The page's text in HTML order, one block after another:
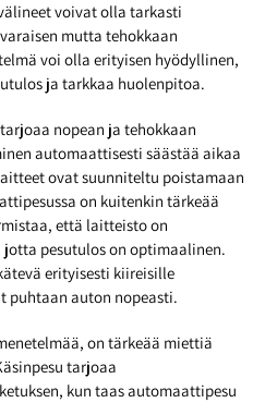
voivat olla tarkasti
mutta tehokkaan
voi olla erityisen hyödyllinen,
ja tarkkaa huolenpitoa.
nopean ja tehokkaan
automaattisesti säästää aikaa
ovat suunniteltu poistamaan
on kuitenkin tärkeää
että laitteisto on
pesutulos on optimaalinen.
erityisesti kiireisille
auton nopeasti.
on tärkeää miettiä
tarjoaa
kun taas automaattipesu